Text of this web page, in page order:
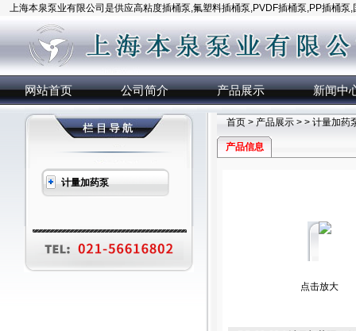
上海本泉泵业有限公司是供应高粘度插桶泵,氟塑料插桶泵,PVDF插桶泵,PP插桶泵
网站首页 公司简介 产品展示 新闻中
计量加药泵
首页 > 产品展示 > > 计量加药
产品信息
点击放大